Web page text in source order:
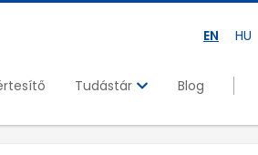
EN HU
Tudástár Blog